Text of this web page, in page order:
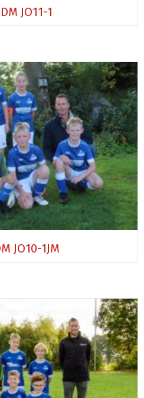
JO11-1
JO10-1JM